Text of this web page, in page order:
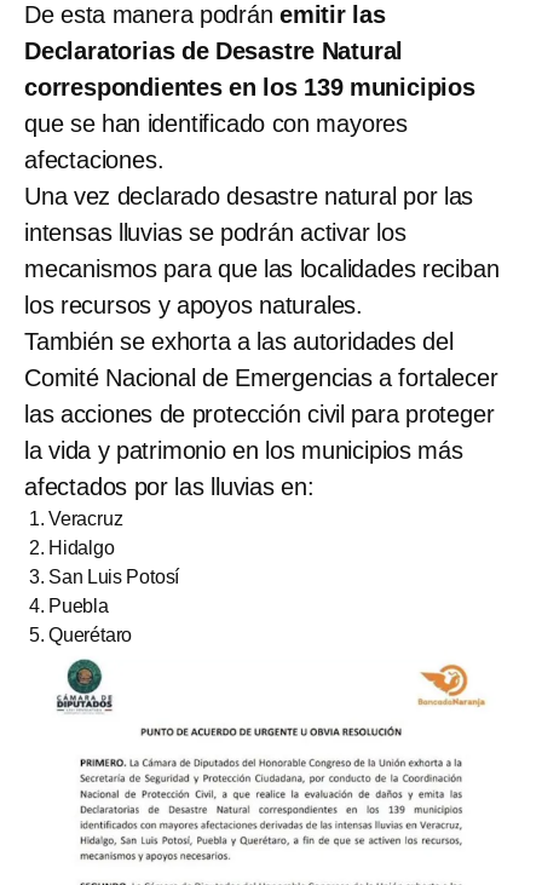
De esta manera podrán emitir las
Declaratorias de Desastre Natural
correspondientes en los 139 municipios
que se han identificado con mayores
afectaciones.
Una vez declarado desastre natural por las
intensas lluvias se podrán activar los
mecanismos para que las localidades reciban
los recursos y apoyos naturales.
También se exhorta a las autoridades del
Comité Nacional de Emergencias a fortalecer
las acciones de protección civil para proteger
la vida y patrimonio en los municipios más
afectados por las lluvias en:
Veracruz
Hidalgo
San Luis Potosí
Puebla
Querétaro